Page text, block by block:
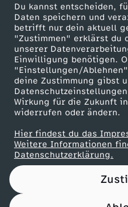
Du kannst entscheiden,
Daten speichern und
betrifft nur dein aktuell
"Zustimmen" erklärst du
unserer
Einwilligung benötigen.
"Einstellungen/
deine Zustimmung gibst
Wirkung für die Zukunft
widerrufen oder ändern.
Hier findest du das
Weitere Informationen
Datenschutzerklärung.
u
f
A
s
p
h
ZDF goes Schule
Werbefernsehen
Mainzelmännchen
Partner